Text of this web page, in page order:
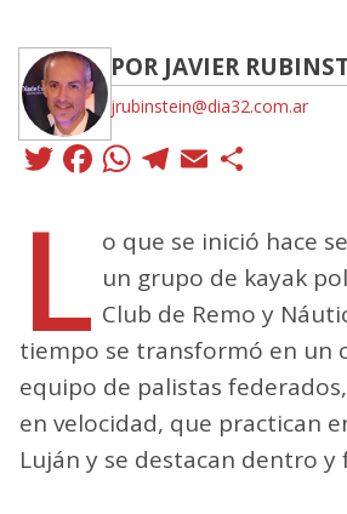
POR JAVIER
jrubinstein@dia32.com.ar
Twitter
Facebook
WhatsApp
Telegram
Email
L o que se inició hace
un grupo de kayak
Club de Remo y
tiempo se transformó en un
equipo de palistas
en velocidad, que practican
Luján y se destacan dentro y